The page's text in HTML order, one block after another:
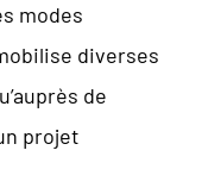
modes
diverses
de
projet